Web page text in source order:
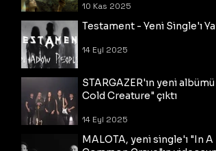
10 Kas 2025
Testament - Yeni Single'ı
14 Eyl 2025
STARGAZER'ın yeni
Cold Creature" çıktı
14 Eyl 2025
MALOTA, yeni single'ı "In A